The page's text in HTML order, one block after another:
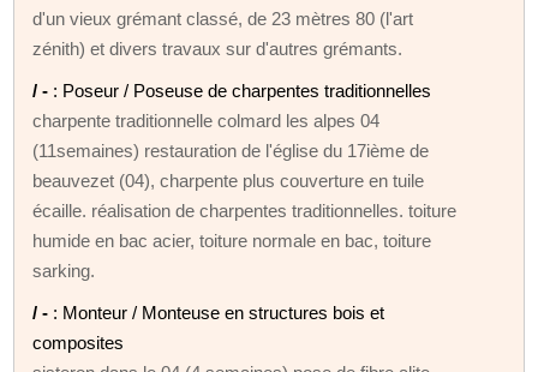
d'un vieux grémant classé, de 23 mètres 80 (l'art
zénith) et divers travaux sur d'autres grémants.
/ - : Poseur / Poseuse de charpentes traditionnelles
charpente traditionnelle colmard les alpes 04
(11semaines) restauration de l'église du 17ième de
beauvezet (04), charpente plus couverture en tuile
écaille. réalisation de charpentes traditionnelles. toiture
humide en bac acier, toiture normale en bac, toiture
sarking.
/ - : Monteur / Monteuse en structures bois et
composites